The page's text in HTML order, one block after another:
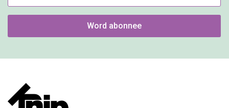
Word abonnee